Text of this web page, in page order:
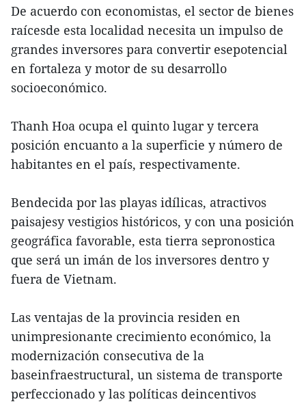
De acuerdo con economistas, el sector de bienes
raícesde esta localidad necesita un impulso de
grandes inversores para convertir esepotencial
en fortaleza y motor de su desarrollo
socioeconómico.
Thanh Hoa ocupa el quinto lugar y tercera
posición encuanto a la superficie y número de
habitantes en el país, respectivamente.
Bendecida por las playas idílicas, atractivos
paisajesy vestigios históricos, y con una posición
geográfica favorable, esta tierra sepronostica
que será un imán de los inversores dentro y
fuera de Vietnam.
Las ventajas de la provincia residen en
unimpresionante crecimiento económico, la
modernización consecutiva de la
baseinfraestructural, un sistema de transporte
perfeccionado y las políticas deincentivos